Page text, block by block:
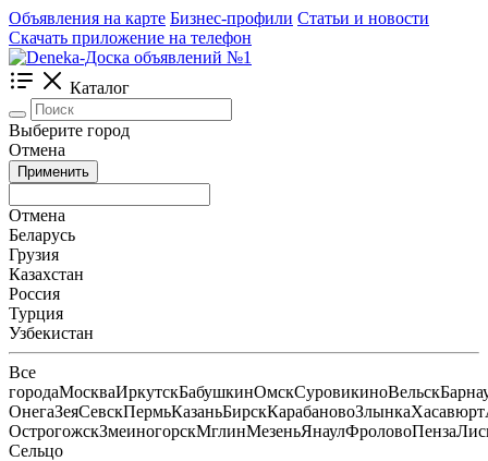
Объявления на карте Бизнес-профили Статьи и новости
Скачать приложение на телефон
Каталог
Выберите город
Отмена
Применить
Отмена
Беларусь
Грузия
Казахстан
Россия
Турция
Узбекистан
Все
городаМоскваИркутскБабушкинОмскСуровикиноВельск
ОнегаЗеяСевскПермьКазаньБирскКарабановоЗлынкаХасавюрт
ОстрогожскЗмеиногорскМглинМезеньЯнаулФроловоПенза
Сельцо